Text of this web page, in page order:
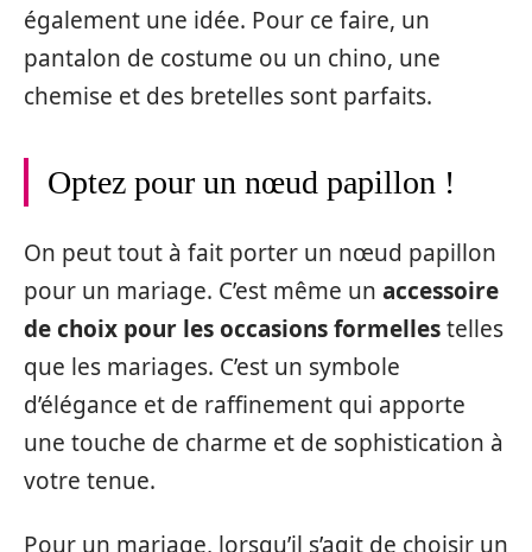
également une idée. Pour ce faire, un
pantalon de costume ou un chino, une
chemise et des bretelles sont parfaits.
Optez pour un nœud papillon !
On peut tout à fait porter un nœud papillon
pour un mariage. C’est même un accessoire
de choix pour les occasions formellestelles
que les mariages. C’est un symbole
d’élégance et de raffinement qui apporte
une touche de charme et de sophistication à
votre tenue.
Pour un mariage, lorsqu’il s’agit de choisir un